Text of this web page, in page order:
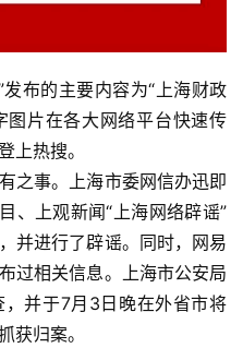
布的主要内容为“上海财政
图片在各大网络平台快速传
上热搜。
之事。上海市委网信办迅即
、上观新闻“上海网络辟谣”
并进行了辟谣。同时，网易
过相关信息。上海市公安局
并于7月3日晚在外省市将
获归案。